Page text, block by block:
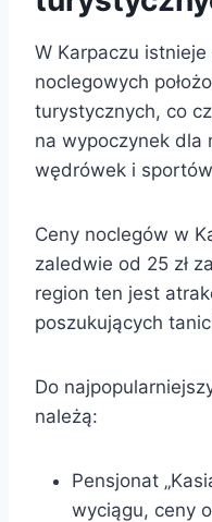
W Karpaczu
noclegowych
turystycznych, co
na wypoczynek dla
wędrówek i
Ceny noclegów w
zaledwie od 25 zł
region ten jest
poszukujących
Do
należą:
Pensjonat
wyciągu, ceny